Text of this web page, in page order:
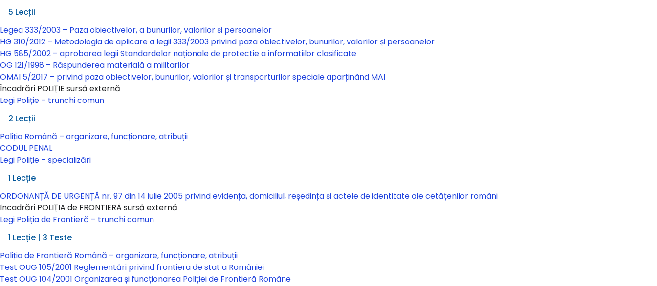
Legi Jandarmerie – specializarea Pază
5 Lecții
Legea 333/2003 – Paza obiectivelor, a bunurilor, valorilor și persoanelor
HG 310/2012 – Metodologia de aplicare a legii 333/2003 privind paza obiectivelor, bunurilor, valorilor și persoanelor
HG 585/2002 – aprobarea legii Standardelor naționale de protectie a informatiilor clasificate
OG 121/1998 – Răspunderea materială a militarilor
OMAI 5/2017 – privind paza obiectivelor, bunurilor, valorilor și transporturilor speciale aparținând MAI
Încadrări POLIȚIE sursă externă
Legi Poliție – trunchi comun
Legi Poliție – trunchi comun
2 Lecții
Poliția Română – organizare, funcționare, atribuții
CODUL PENAL
Legi Poliție – specializări
Legi Poliție – specializări
1 Lecție
ORDONANȚĂ DE URGENȚĂ nr. 97 din 14 iulie 2005 privind evidența, domiciliul, reședința și actele de identitate ale cetățenilor români
Încadrări POLIȚIA de FRONTIERĂ sursă externă
Legi Poliția de Frontieră – trunchi comun
Legi Poliția de Frontieră – trunchi comun
1 Lecție | 3 Teste
Poliția de Frontieră Română – organizare, funcționare, atribuții
Test OUG 105/2001 Reglementări privind frontiera de stat a României
Test OUG 104/2001 Organizarea și funcționarea Poliției de Frontieră Române